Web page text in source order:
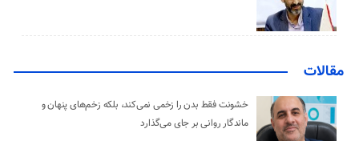
مقالات
خشونت فقط بدن را زخمی نمی‌کند، بلکه زخم‌های پنهان و
ماندگار روانی بر جای می‌گذارد